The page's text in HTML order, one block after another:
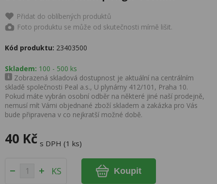
Přidat do oblíbených produktů
Foto produktu se může od skutečnosti mírně lišit.
Kód produktu: 23403500
Skladem: 100 - 500 ks
Zobrazená skladová dostupnost je aktuální na centrálním
skladě společnosti Peal a.s., U plynárny 412/101, Praha 10.
Pokud máte vybrán osobní odběr na některé jiné naší prodejně,
nemusí mít Vámi objednané zboží skladem a zakázka pro Vás
bude připravena v co nejkratší možné době.
40 Kč s DPH (1 ks)
KS Koupit